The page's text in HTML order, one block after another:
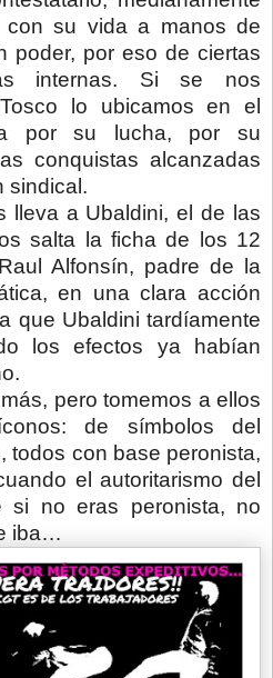
con su vida a manos de
poder, por eso de ciertas
internas. Si se nos
lo ubicamos en el
por su lucha, por su
conquistas alcanzadas
sindical.
a Ubaldini, el de las
salta la ficha de los 12
Alfonsín, padre de la
en una clara acción
que Ubaldini tardíamente
los efectos ya habían
pero tomemos a ellos
de símbolos del
todos con base peronista,
el autoritarismo del
si no eras peronista, no
iba…